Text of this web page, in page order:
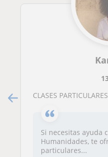
CLASES PARTICULARES de FILOSOFIA, HISTORIA
Si necesitas ayuda
Humanidades, te
particulares...